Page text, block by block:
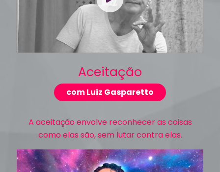
Aceitação
com Luiz Gasparetto
A aceitação envolve reconhecer as coisas
como elas são, sem lutar contra elas.